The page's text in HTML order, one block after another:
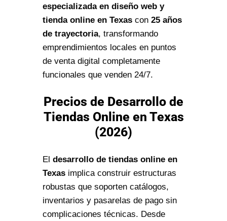
especializada en diseño web y
tienda online en Texas con 25 años
de trayectoria, transformando
emprendimientos locales en puntos
de venta digital completamente
funcionales que venden 24/7.
Precios de Desarrollo de
Tiendas Online en Texas
(2026)
El desarrollo de tiendas online en
Texas implica construir estructuras
robustas que soporten catálogos,
inventarios y pasarelas de pago sin
complicaciones técnicas. Desde